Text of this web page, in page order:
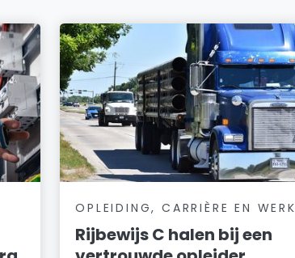
OPLEIDING, CARRIÈRE EN WERK
Rijbewijs C halen bij een